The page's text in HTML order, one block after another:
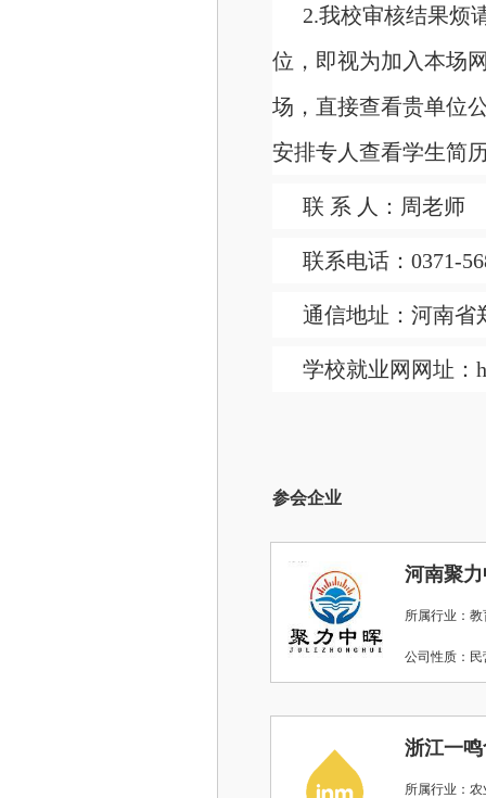
2.我校审核结果烦
位，即视为加入本场
场，直接查看贵单位
安排专人查看学生简
联 系 人：周老师
联系电话：0371-
通信地址：河南省
学校就业网网址：
参会企业
河南聚
所属行业：
公司性质
浙江一
所属行业：农